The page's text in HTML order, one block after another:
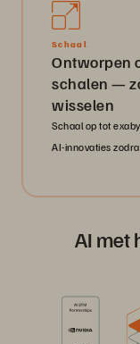
Schaal
Ontworpen
schalen —
wisselen
Schaal op tot
AI-innovaties
AI met